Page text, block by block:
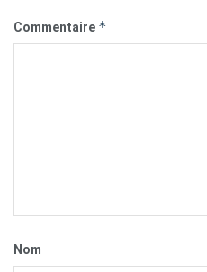
Commentaire *
Nom